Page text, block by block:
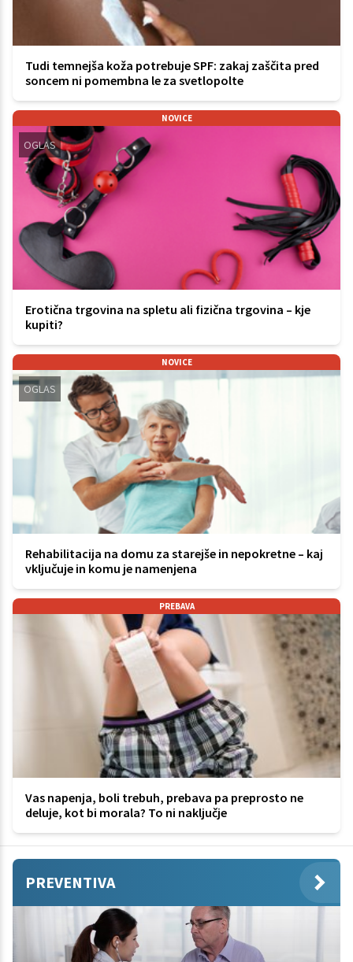
Tudi temnejša koža potrebuje SPF: zakaj zaščita pred
soncem ni pomembna le za svetlopolte
NOVICE
OGLAS
Erotična trgovina na spletu ali fizična trgovina – kje
kupiti?
NOVICE
OGLAS
Rehabilitacija na domu za starejše in nepokretne – kaj
vključuje in komu je namenjena
PREBAVA
Vas napenja, boli trebuh, prebava pa preprosto ne
deluje, kot bi morala? To ni naključje
PREVENTIVA